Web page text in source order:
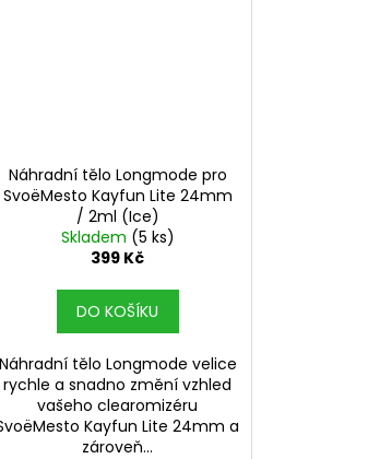
Náhradní tělo Longmode pro
SvoëMesto Kayfun Lite 24mm
/ 2ml (Ice)
Skladem (5 ks)
399 Kč
DO KOŠÍKU
Náhradní tělo Longmode velice
rychle a snadno změní vzhled
vašeho clearomizéru
Kayfun Lite 24mm a
zároveň...